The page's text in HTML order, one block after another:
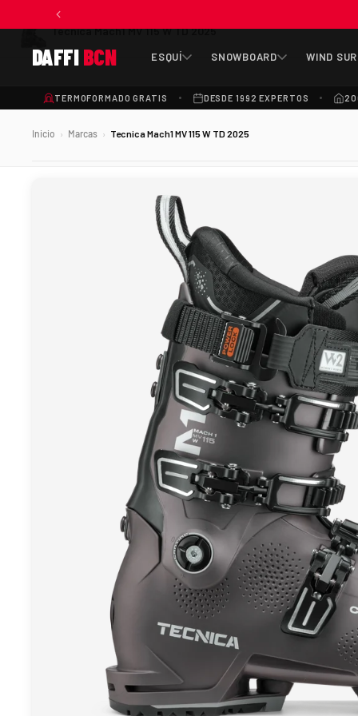
DAFFIBCN ESQUÍ SNOWBOARD WIND
TERMOFORMADO GRATIS DESDE 1992 EXPERTOS
Tecnica Mach1 MV 115 W TD 2025
Inicio › Marcas › Tecnica Mach1 MV 115 W TD 2025